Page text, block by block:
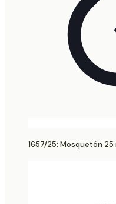
1657/25: Mosquetón 25